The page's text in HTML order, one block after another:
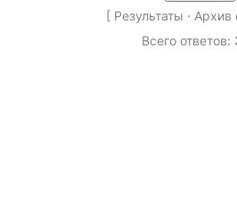
[ Результаты · Архив
Всего ответов: